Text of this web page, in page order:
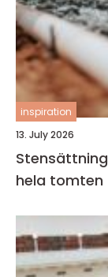
inspiration
13. July 2026
hela tomten